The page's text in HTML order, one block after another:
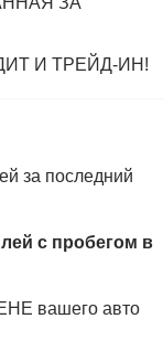
И ТРЕЙД-ИН!
за последний
с пробегом в
вашего авто